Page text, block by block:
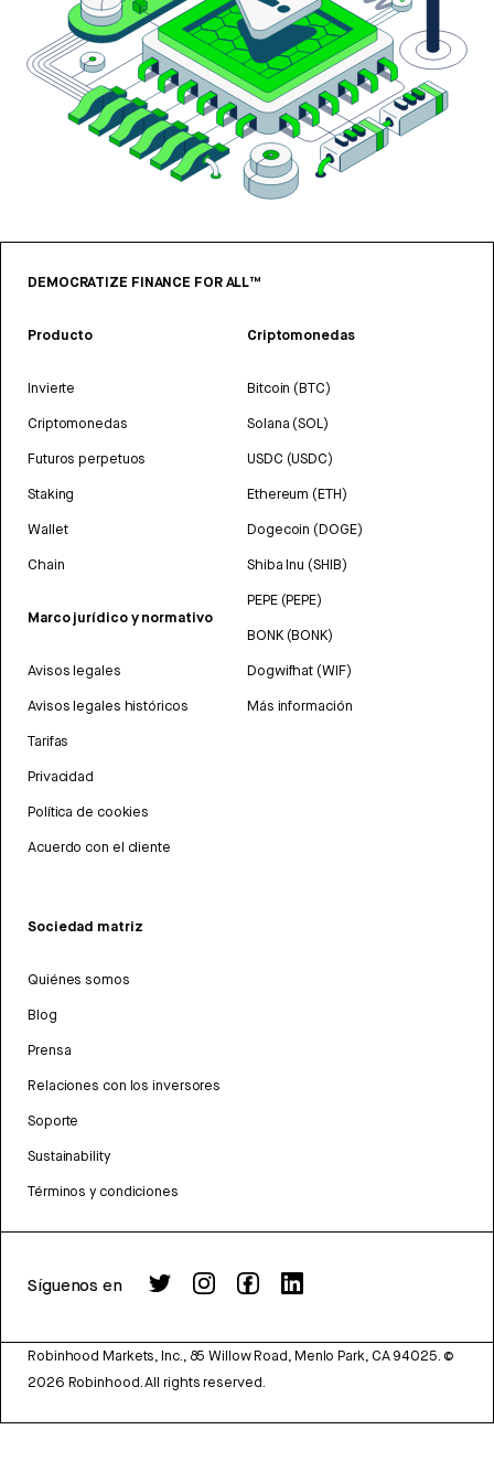
DEMOCRATIZE FINANCE FOR ALL™
Producto
Invierte
Criptomonedas
Futuros perpetuos
Staking
Wallet
Chain
Marco jurídico y normativo
Avisos legales
Avisos legales históricos
Tarifas
Privacidad
Política de cookies
Acuerdo con el cliente
Criptomonedas
Bitcoin (BTC)
Solana (SOL)
USDC (USDC)
Ethereum (ETH)
Dogecoin (DOGE)
Shiba Inu (SHIB)
PEPE (PEPE)
BONK (BONK)
Dogwifhat (WIF)
Más información
Sociedad matriz
Quiénes somos
Blog
Prensa
Relaciones con los inversores
Soporte
Sustainability
Términos y condiciones
Síguenos en
Robinhood Markets, Inc., 85 Willow Road, Menlo Park, CA 94025. ©
2026 Robinhood. All rights reserved.